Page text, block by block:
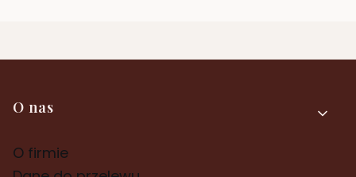
Linki w stopce
O nas
O firmie